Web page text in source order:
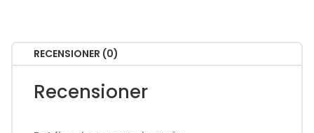
RECENSIONER (0)
Recensioner